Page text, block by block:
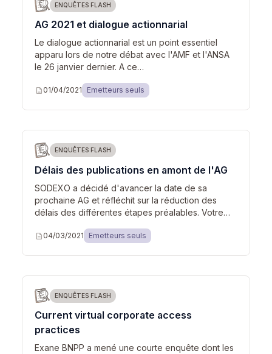
ENQUÊTES FLASH
AG 2021 et dialogue actionnarial
Le dialogue actionnarial est un point essentiel
apparu lors de notre débat avec l'AMF et l'ANSA
le 26 janvier dernier. A ce…
description 01/04/2021 Emetteurs seuls
ENQUÊTES FLASH
Délais des publications en amont de l'AG
SODEXO a décidé d'avancer la date de sa
prochaine AG et réfléchit sur la réduction des
délais des différentes étapes préalables. Votre…
description 04/03/2021 Emetteurs seuls
ENQUÊTES FLASH
Current virtual corporate access
practices
Exane BNPP a mené une courte enquête dont les